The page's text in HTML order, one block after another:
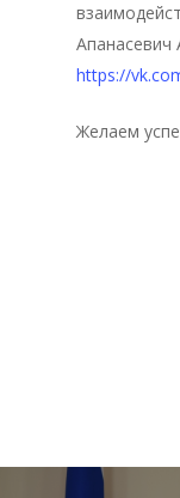
Апанасевич
https://
Желаем